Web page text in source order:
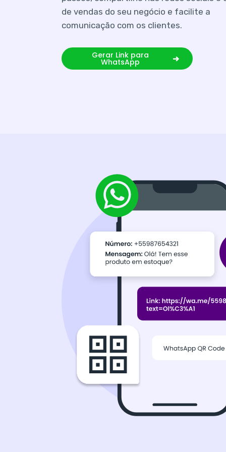
de vendas do seu negócio e facilite a
comunicação com os clientes.
Gerar Link para
WhatsApp